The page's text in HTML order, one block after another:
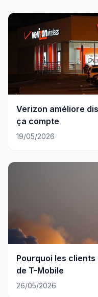
Verizon améliore
ça compte
19/05/2026
Pourquoi les
de T-Mobile
26/05/2026